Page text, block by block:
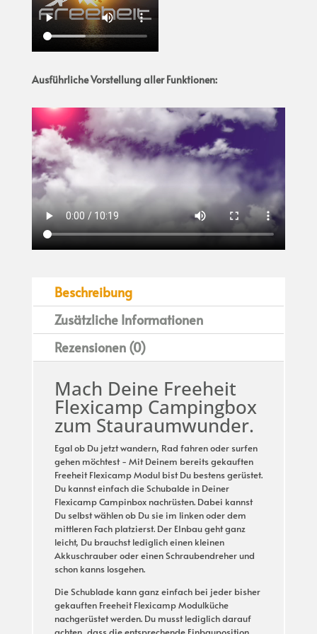
Ausführliche Vorstellung aller Funktionen:
Beschreibung
Zusätzliche Informationen
Rezensionen (0)
Mach Deine Freeheit
Flexicamp Campingbox
zum Stauraumwunder.
Egal ob Du jetzt wandern, Rad fahren oder surfen
gehen möchtest - Mit Deinem bereits gekauften
Freeheit Flexicamp Modul bist Du bestens gerüstet.
Du kannst einfach die Schubalde in Deiner
Flexicamp Campinbox nachrüsten. Dabei kannst
Du selbst wählen ob Du sie im linken oder dem
mittleren Fach platzierst. Der EInbau geht ganz
leicht, Du brauchst lediglich einen kleinen
Akkuschrauber oder einen Schraubendreher und
schon kanns losgehen.
Die Schublade kann ganz einfach bei jeder bisher
gekauften Freeheit Flexicamp Modulküche
nachgerüstet werden. Du musst lediglich darauf